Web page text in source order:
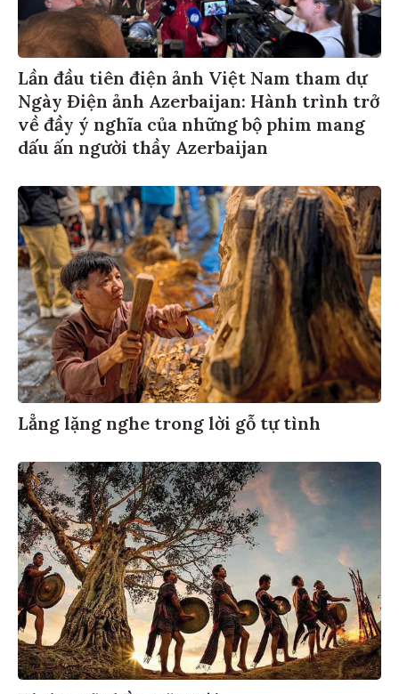
Lần đầu tiên điện ảnh Việt Nam tham dự
Ngày Điện ảnh Azerbaijan: Hành trình trở
về đầy ý nghĩa của những bộ phim mang
dấu ấn người thầy Azerbaijan
Lẳng lặng nghe trong lời gỗ tự tình